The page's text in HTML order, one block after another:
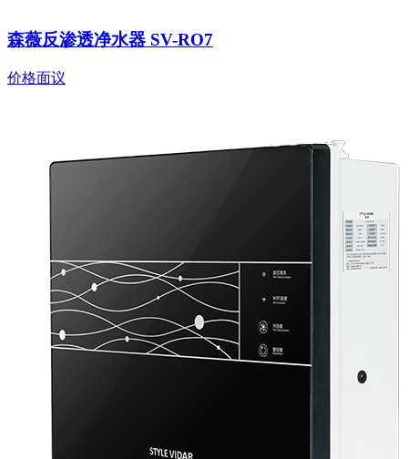
森薇反渗透净水器 SV-RO7
价格面议